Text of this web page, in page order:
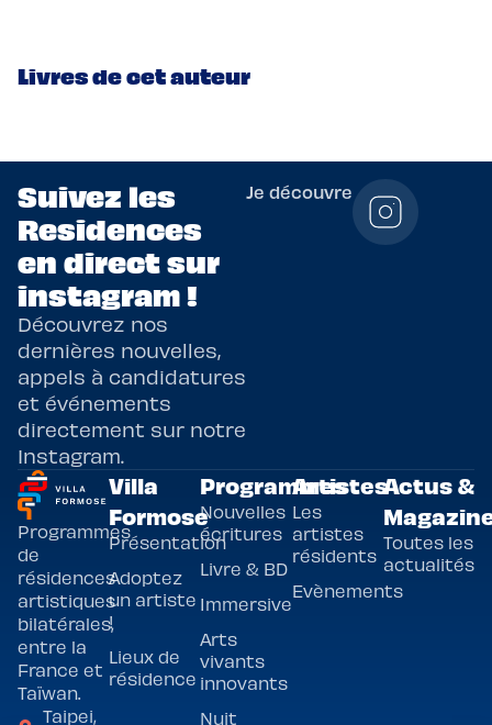
Livres de cet auteur
Suivez les
Residences
en direct sur
instagram !
Découvrez nos
dernières nouvelles,
appels à candidatures
et événements
directement sur notre
Instagram.
Je découvre
Programmes
de
résidences
artistiques
bilatérales,
entre la
France et
Taïwan.
Taipei,
Villa
Formose
Présentation
Adoptez
un artiste
!
Lieux de
résidence
Programmes
Nouvelles
écritures
Livre & BD
Immersive
Arts
vivants
innovants
Nuit
Artistes
Les
artistes
résidents
Evènements
Actus &
Toutes les
actualités